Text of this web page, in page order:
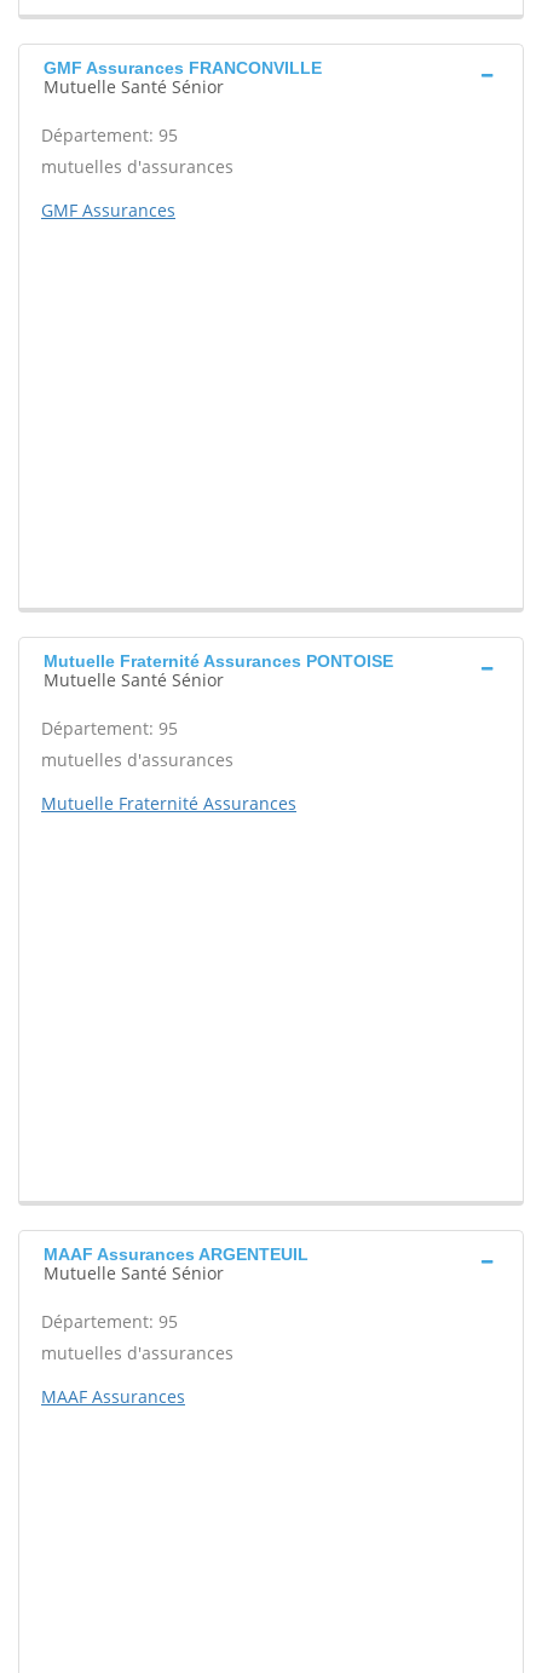
GMF Assurances FRANCONVILLE
Mutuelle Santé Sénior
Département: 95
mutuelles d'assurances
GMF Assurances
Mutuelle Fraternité Assurances PONTOISE
Mutuelle Santé Sénior
Département: 95
mutuelles d'assurances
Mutuelle Fraternité Assurances
MAAF Assurances ARGENTEUIL
Mutuelle Santé Sénior
Département: 95
mutuelles d'assurances
MAAF Assurances